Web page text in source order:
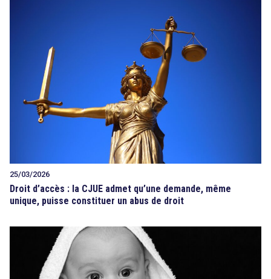
25/03/2026
Droit d’accès : la CJUE admet qu’une demande, même
unique, puisse constituer un abus de droit